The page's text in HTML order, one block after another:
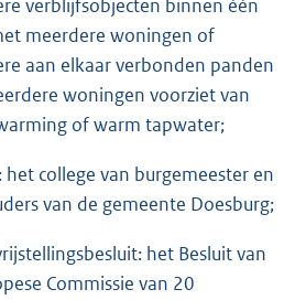
verblijfsobjecten binnen één
meerdere woningen of
aan elkaar verbonden panden
woningen voorziet van
of warm tapwater;
het college van burgemeester en
van de gemeente Doesburg;
het Besluit van
Commissie van 20